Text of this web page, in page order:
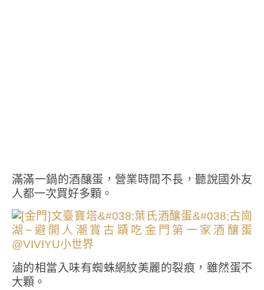
滿滿一鍋的酒釀蛋，營業時間不長，聽說國外友
人都一次買好多顆。
滷的相當入味有蜘蛛網紋美麗的裂痕，雖然蛋不
大顆。